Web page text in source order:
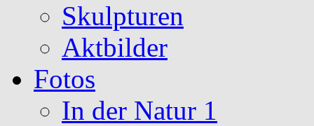
Skulpturen
Aktbilder
Fotos
In der Natur 1